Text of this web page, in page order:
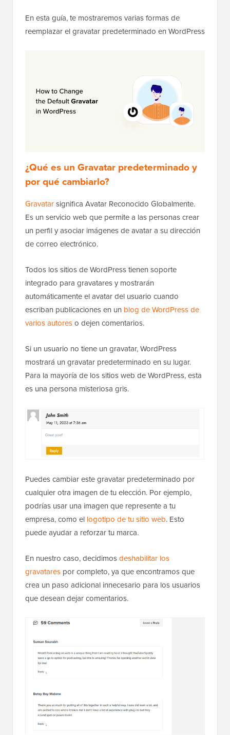
En esta guía, te mostraremos varias formas de
reemplazar el gravatar predeterminado en WordPress
¿Qué es un Gravatar predeterminado y
por qué cambiarlo?
Gravatarsignifica Avatar Reconocido Globalmente.
Es un servicio web que permite a las personas crear
un perfil y asociar imágenes de avatar a su dirección
de correo electrónico.
Todos los sitios de WordPress tienen soporte
integrado para gravatares y mostrarán
automáticamente el avatar del usuario cuando
escriban publicaciones en un blog de WordPress de
varios autoreso dejen comentarios.
Si un usuario no tiene un gravatar, WordPress
mostrará un gravatar predeterminado en su lugar.
Para la mayoría de los sitios web de WordPress, esta
es una persona misteriosa gris.
Puedes cambiar este gravatar predeterminado por
cualquier otra imagen de tu elección. Por ejemplo,
podrías usar una imagen que represente a tu
empresa, como el logotipo de tu sitio web. Esto
puede ayudar a reforzar tu marca.
En nuestro caso, decidimosdeshabilitar los
gravatares por completo, ya que encontramos que
crea un paso adicional innecesario para los usuarios
que desean dejar comentarios.